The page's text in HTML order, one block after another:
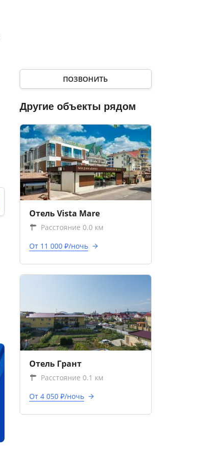
ПОЗВОНИТЬ
Другие объекты рядом
Отель Vista Mare
Расстояние 0.0 км
От 11 000 ₽/ночь
Отель Грант
Расстояние 0.1 км
От 4 050 ₽/ночь